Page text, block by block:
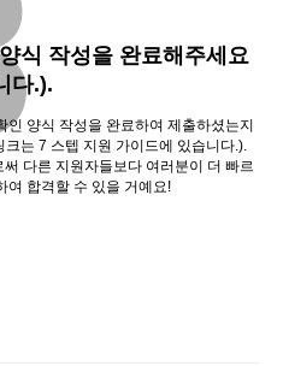
식 작성을 완료해주세요
다.).
인 양식 작성을 완료하여 제출하셨는지
크는 7 스텝 지원 가이드에 있습니다.).
다른 지원자들보다 여러분이 더 빠르
여 합격할 수 있을 거예요!